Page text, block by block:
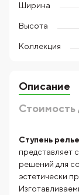
Ширина
Высота
Коллекция
Описание
Стоимость
Ступень
представляет
решений для
эстетически